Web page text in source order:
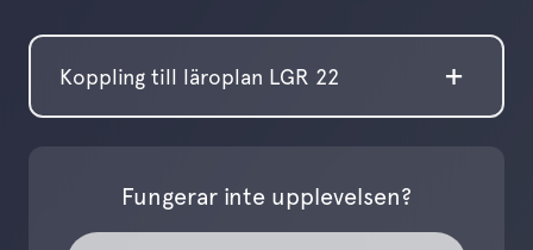
Koppling till läroplan LGR 22
Fungerar inte upplevelsen?